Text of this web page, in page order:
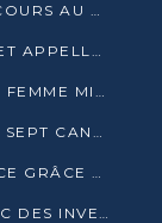
PR. AIMÉ CHRISTIAN KAYATH : UN PARCOURS AU SERVICE DE LA RECHERCHE ET DE L’INNOVATION
L’OMS SALUE LA RIPOSTE DU CONGO ET APPELLE À DES RÉFORMES DURABLES
HOMMAGES OFFICIELS À LA PREMIÈRE FEMME MINISTRE DU CONGO
LA COUR CONSTITUTIONNELLE VALIDE SEPT CANDIDATURES POUR LA PRÉSIDENTIELLE
CONNECTIVITÉ LE CONGO SE RENFORCE GRÂCE AU CÂBLE 2AFRICA
SÉNAT : PIERRE NGOLO ÉCHANGE AVEC DES INVESTISSEURS DU NUMÉRIQUE